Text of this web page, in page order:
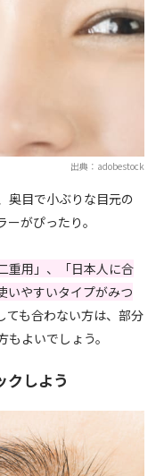
出典：adobestock
奥目で小ぶりな目元の
がぴったり。
重用」、「日本人に合
いやすいタイプがみつ
ても合わない方は、部分
よいでしょう。
クしよう